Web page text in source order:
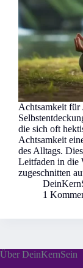
Achtsamkeit für
die sich oft
Achtsamkeit
des Alltags.
Leitfaden in die
zugeschnitten
1
Über DeinKernSein